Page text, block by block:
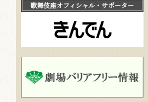
歌舞伎座オフィシャル・サポーター